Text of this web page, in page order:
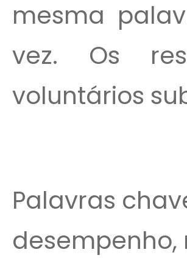
mesma
vez. Os
voluntários
Palavras